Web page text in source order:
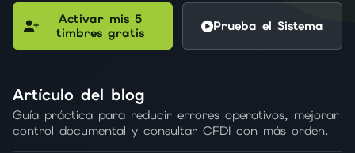
Activar mis 5
timbres gratis
Prueba el Sistema
Artículo del blog
Guía práctica para reducir errores operativos, mejorar
control documental y consultar CFDI con más orden.